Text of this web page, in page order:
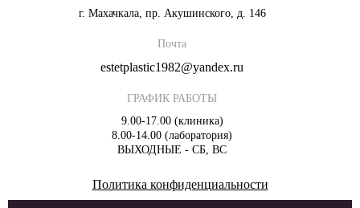
г. Махачкала, пр. Акушинского, д. 146
Почта
estetplastic1982@yandex.ru
ГРАФИК РАБОТЫ
9.00-17.00 (клиника)
8.00-14.00 (лаборатория)
ВЫХОДНЫЕ - СБ, ВС
Политика конфиденциальности